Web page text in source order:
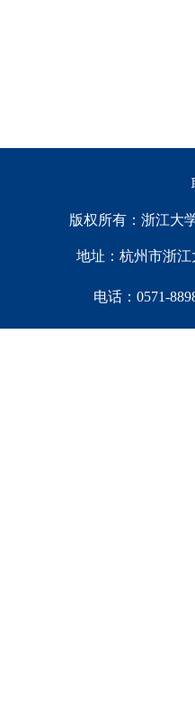
版权所有：浙江大
地址：杭州市浙江
电话：0571-